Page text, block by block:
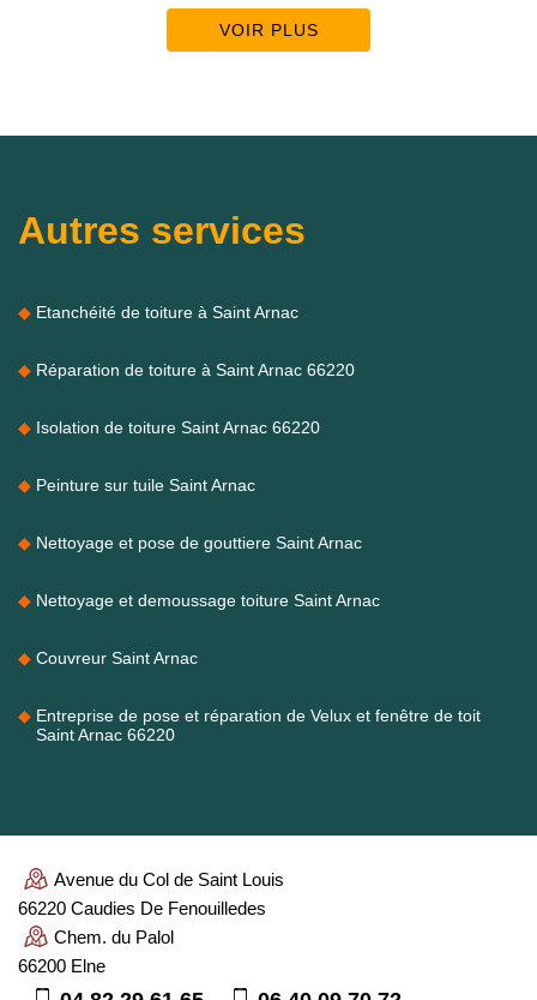
VOIR PLUS
Autres services
Etanchéité de toiture à Saint Arnac
Réparation de toiture à Saint Arnac 66220
Isolation de toiture Saint Arnac 66220
Peinture sur tuile Saint Arnac
Nettoyage et pose de gouttiere Saint Arnac
Nettoyage et demoussage toiture Saint Arnac
Couvreur Saint Arnac
Entreprise de pose et réparation de Velux et fenêtre de toit
Saint Arnac 66220
Avenue du Col de Saint Louis
66220 Caudies De Fenouilledes
Chem. du Palol
66200 Elne